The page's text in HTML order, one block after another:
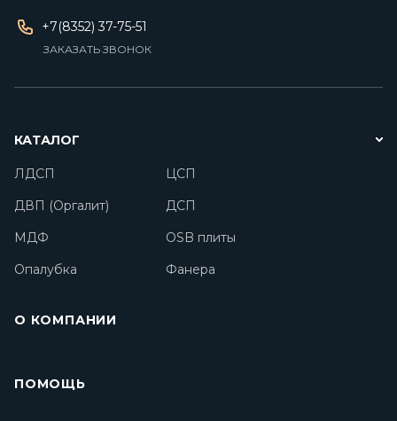
+7(8352) 37-75-51
ЗАКАЗАТЬ ЗВОНОК
КАТАЛОГ
ЛДСП
ЦСП
ДВП (Оргалит)
ДСП
МДФ
OSB плиты
Опалубка
Фанера
О КОМПАНИИ
ПОМОЩЬ